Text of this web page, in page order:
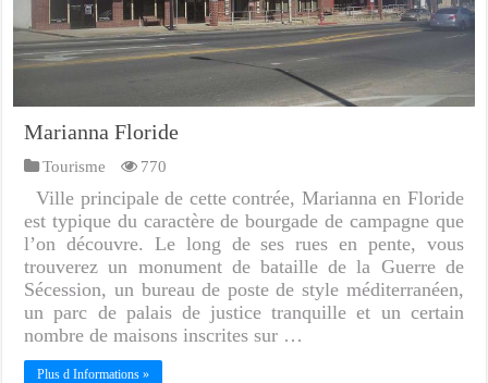
Marianna Floride
Tourisme 770
Ville principale de cette contrée, Marianna en Floride
est typique du caractère de bourgade de campagne que
l’on découvre. Le long de ses rues en pente, vous
trouverez un monument de bataille de la Guerre de
Sécession, un bureau de poste de style méditerranéen,
un parc de palais de justice tranquille et un certain
nombre de maisons inscrites sur …
Plus d Informations »